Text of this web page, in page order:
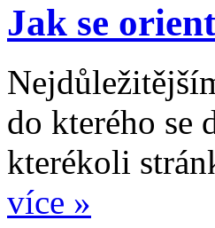
Jak se
do kterého se
kterékoli
více »